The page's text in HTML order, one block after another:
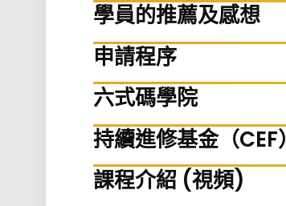
學員的推薦及感想
申請程序
六式碼學院
持續進修基金（CEF）
課程介紹 (視頻)